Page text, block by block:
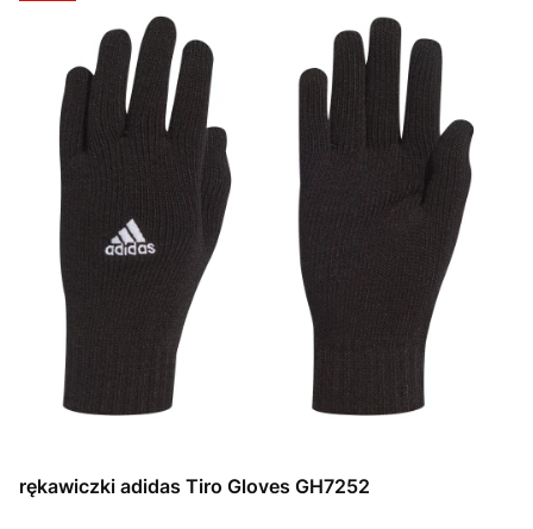
rękawiczki adidas Tiro Gloves GH7252